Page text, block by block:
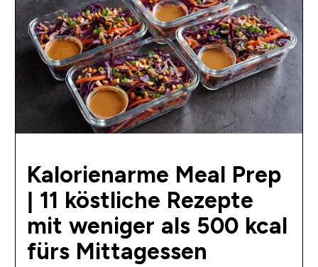
Kalorienarme Meal Prep
| 11 köstliche Rezepte
mit weniger als 500 kcal
fürs Mittagessen